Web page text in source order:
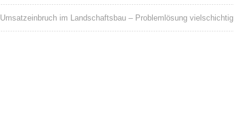
Umsatzeinbruch im Landschaftsbau – Problemlösung vielschichtig